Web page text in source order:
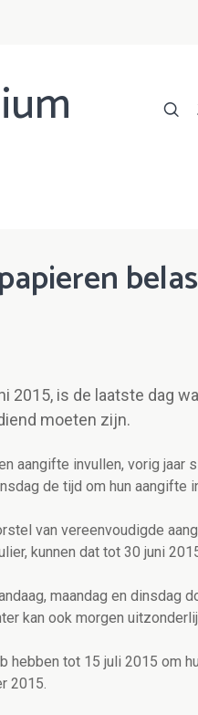
2015, is de laatste dag
moeten zijn.
aangifte invullen, vorig
de tijd om hun aangifte
van vereenvoudigde
kunnen dat tot 30 juni
maandag en dinsdag
kan ook morgen
hebben tot 15 juli 2015 om
2015.